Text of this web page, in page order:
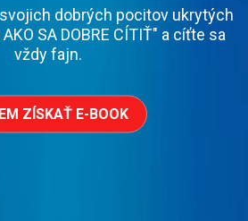
dobrých pocitov ukrytých
SA DOBRE CÍTIŤ" a cíťte sa
vždy fajn.
ZÍSKAŤ E-BOOK